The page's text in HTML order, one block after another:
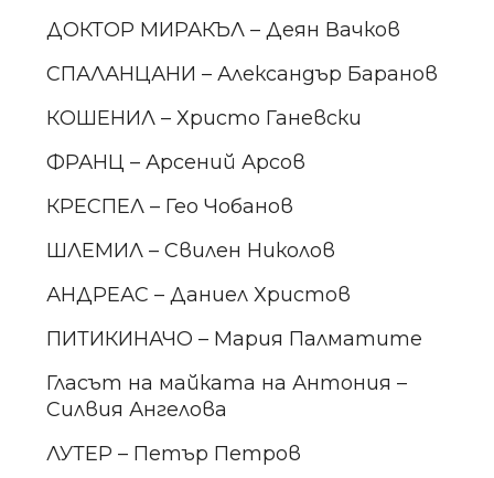
ДОКТОР МИРАКЪЛ – Деян Вачков
СПАЛАНЦАНИ – Александър Баранов
КОШЕНИЛ – Христо Ганевски
ФРАНЦ – Арсений Арсов
КРЕСПЕЛ – Гео Чобанов
ШЛЕМИЛ – Свилен Николов
АНДРЕАС – Даниел Христов
ПИТИКИНАЧО – Мария Палматите
Гласът на майката на Антония –
Силвия Ангелова
ЛУТЕР – Петър Петров